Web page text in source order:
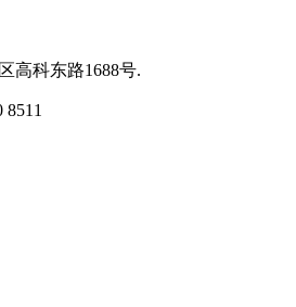
高科东路1688号.
8511